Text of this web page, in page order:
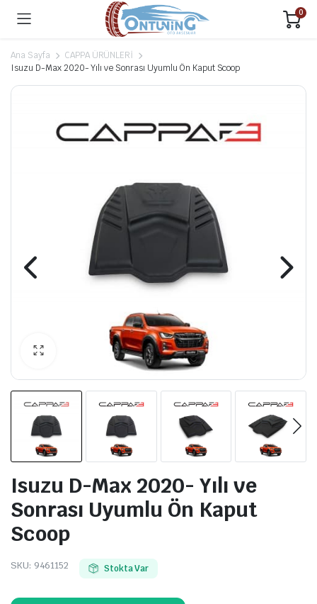
0
Ana Sayfa
CAPPA ÜRÜNLERİ
Isuzu D-Max 2020- Yılı ve Sonrası Uyumlu Ön Kaput Scoop
Isuzu D-Max 2020- Yılı ve
Sonrası Uyumlu Ön Kaput
Scoop
SKU: 9461152 Stokta Var